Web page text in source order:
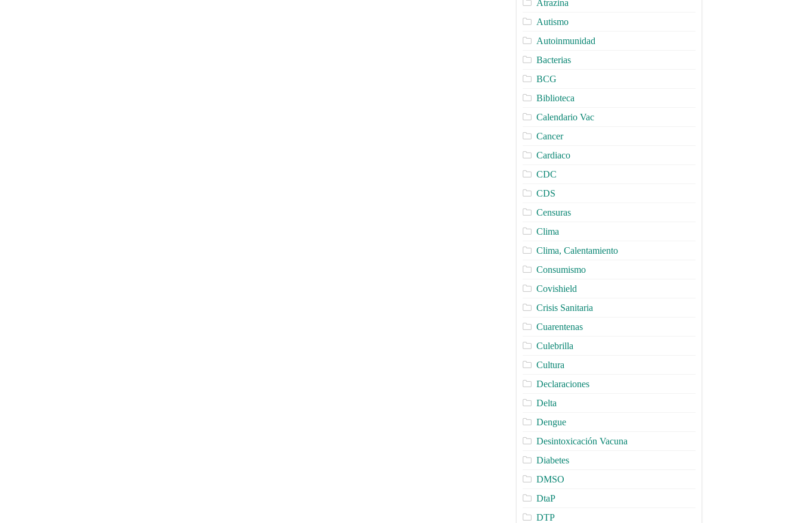
Atrazina
Autismo
Autoinmunidad
Bacterias
BCG
Biblioteca
Calendario Vac
Cancer
Cardiaco
CDC
CDS
Censuras
Clima
Clima, Calentamiento
Consumismo
Covishield
Crisis Sanitaria
Cuarentenas
Culebrilla
Cultura
Declaraciones
Delta
Dengue
Desintoxicación Vacuna
Diabetes
DMSO
DtaP
DTP